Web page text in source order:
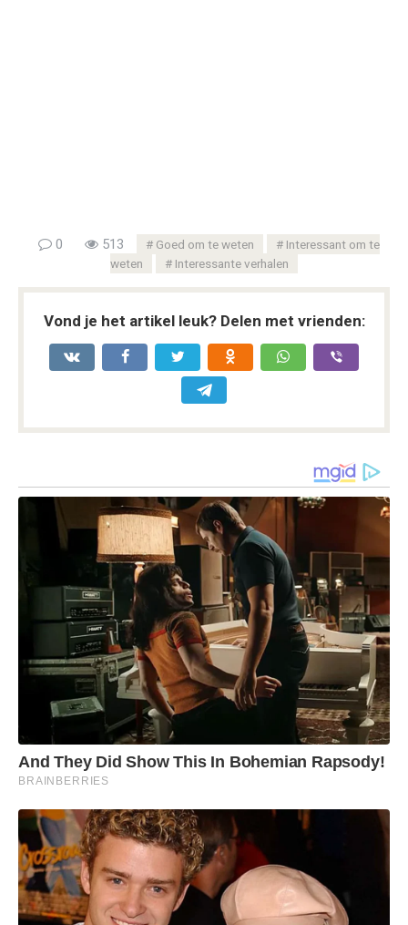
0 513 Goed om te weten
Interessant om te
weten
Interessante verhalen
Vond je het artikel leuk? Delen met vrienden: